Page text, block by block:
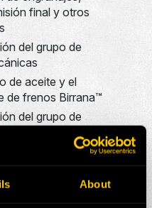
About
final y otros
del grupo de
de aceite y el
de frenos Birrana™
del grupo de
y pasadores con